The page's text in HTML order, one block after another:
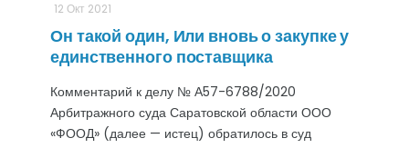
12 Окт 2021
Он такой один, Или вновь о закупке у
единственного поставщика
Комментарий к делу № А57-6788/2020
Арбитражного суда Саратовской области ООО
«ФООД» (далее — истец) обратилось в суд